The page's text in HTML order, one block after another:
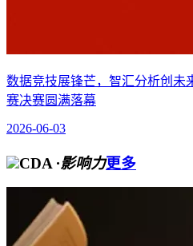
数据竞技展锋芒，智汇分析创未
赛决赛圆满落幕
2026-06-03
CDA ·影响力更多